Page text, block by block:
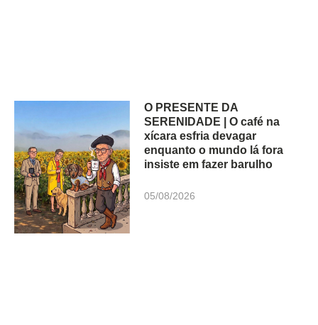
O PRESENTE DA
SERENIDADE | O café na
xícara esfria devagar
enquanto o mundo lá fora
insiste em fazer barulho
05/08/2026